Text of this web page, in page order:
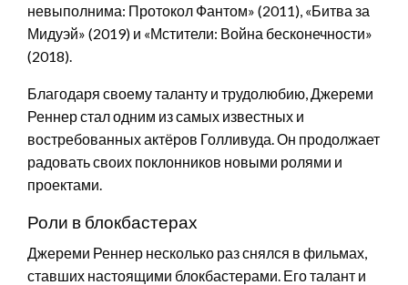
невыполнима: Протокол Фантом» (2011), «Битва за
Мидуэй» (2019) и «Мстители: Война бесконечности»
(2018).
Благодаря своему таланту и трудолюбию, Джереми
Реннер стал одним из самых известных и
востребованных актёров Голливуда. Он продолжает
радовать своих поклонников новыми ролями и
проектами.
Роли в блокбастерах
Джереми Реннер несколько раз снялся в фильмах,
ставших настоящими блокбастерами. Его талант и